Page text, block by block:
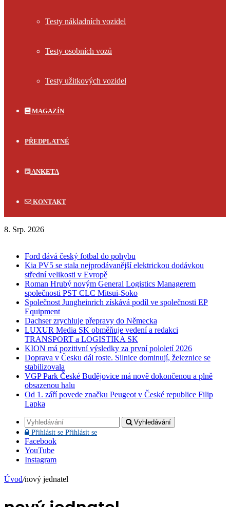
Testy nákladních vozidel
Testy osobních vozů
Testy užitkových vozidel
MAGAZÍN
PŘEDPLATNÉ
ANKETA
KONTAKT
8. Srp. 2026
Ford dává český fotbal do pohybu
Kia PV5 se stala nejprodávanější elektrickou dodávkou
střední velikosti v Evropě
Roman Hrubý novým General Logistics Managerem
společnosti PST CLC Mitsui-Soko
Společnost Jungheinrich získává podíl ve společnosti EP
Equipment
Dachser zrychluje přepravy do Německa
LUXUR Media SK obměňuje vedení a redakci
TRANSPORT a LOGISTIKA SK
KION má pozitivní výsledky za první pololetí 2026
Doprava v Česku dál roste. Silnice dominují, železnice se
stabilizovala
VGP Park České Budějovice má nově dokončenou a plně
obsazenou halu
Od 1. září povede značku Peugeot v České republice Filip
Lapka
Vyhledávání
Přihlásit se Přihlásit se
Facebook
YouTube
Instagram
Úvod/nový jednatel